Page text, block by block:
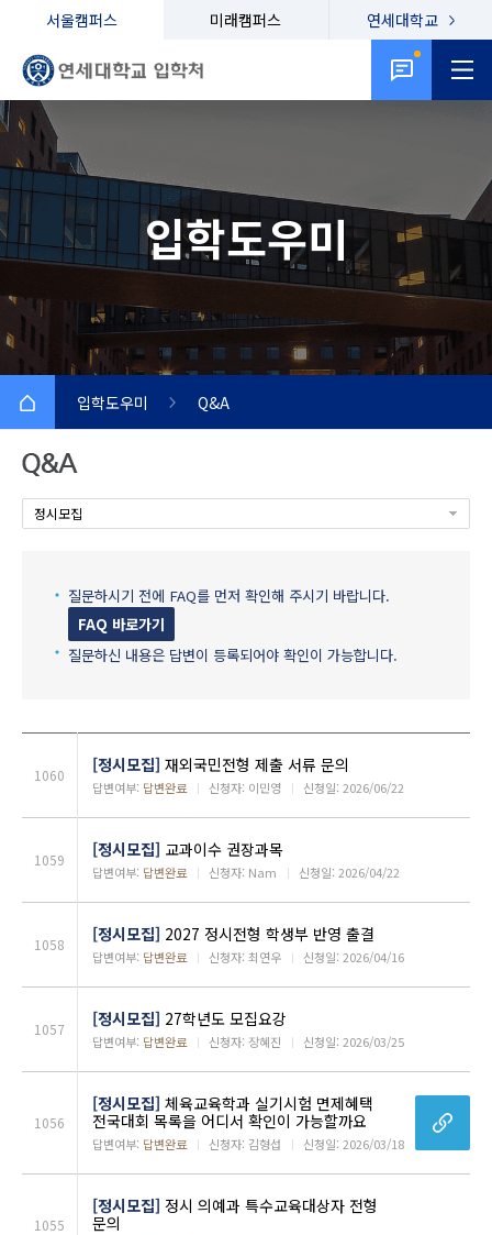
서울캠퍼스 미래캠퍼스 연세대학교
입학도우미
입학도우미 Q&A
정시모집
질문하시기 전에 FAQ를 먼저 확인해 주시기 바랍니다.
FAQ 바로가기
질문하신 내용은 답변이 등록되어야 확인이 가능합니다.
1060 [정시모집] 재외국민전형 제출 서류 문의
답변여부: 답변완료 ㅣ 신청자: 이민영 ㅣ 신청일: 2026/06/22
1059 [정시모집] 교과이수 권장과목
답변여부: 답변완료 ㅣ 신청자: Nam ㅣ 신청일: 2026/04/22
1058 [정시모집] 2027 정시전형 학생부 반영 출결
답변여부: 답변완료 ㅣ 신청자: 최연우 ㅣ 신청일: 2026/04/16
1057 [정시모집] 27학년도 모집요강
답변여부: 답변완료 ㅣ 신청자: 장혜진 ㅣ 신청일: 2026/03/25
1056
[정시모집] 체육교육학과 실기시험 면제혜택
전국대회 목록을 어디서 확인이 가능할까요
답변여부: 답변완료 ㅣ 신청자: 김형섭 ㅣ 신청일: 2026/03/18
1055
[정시모집] 정시 의예과 특수교육대상자 전형
문의